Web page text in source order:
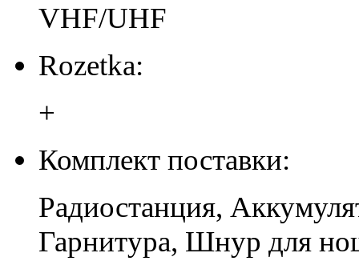
VHF/UHF
Rozetka:
+
Комплект поставки:
Радиостанция,
Гарнитура, Шнур для